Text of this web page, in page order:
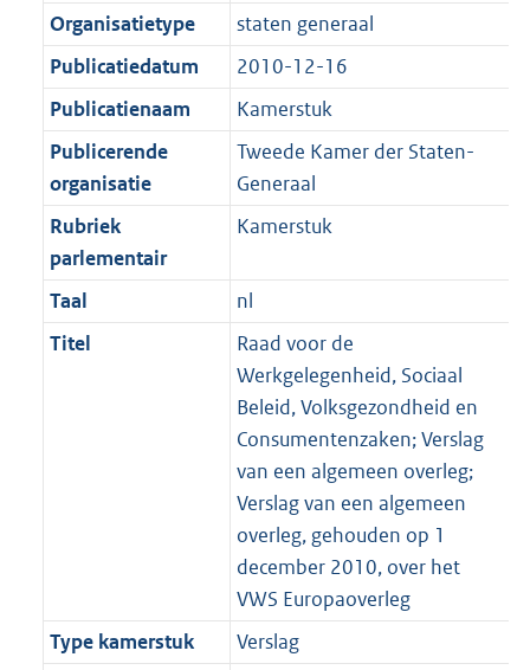
Organisatietype
staten generaal
Publicatiedatum
2010-12-16
Publicatienaam
Kamerstuk
Publicerende
organisatie
Tweede Kamer der Staten-
Generaal
Rubriek
parlementair
Kamerstuk
Taal
nl
Titel
Raad voor de
Werkgelegenheid, Sociaal
Beleid, Volksgezondheid en
Consumentenzaken; Verslag
van een algemeen overleg;
Verslag van een algemeen
overleg, gehouden op 1
december 2010, over het
VWS Europaoverleg
Type kamerstuk
Verslag